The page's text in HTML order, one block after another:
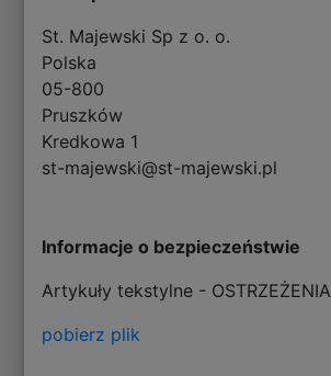
St. Majewski Sp z o. o.
Polska
05-800
Pruszków
Kredkowa 1
st-majewski@st-majewski.pl
Informacje o bezpieczeństwie
Artykuły tekstylne - OSTRZEŻENIA
pobierz plik